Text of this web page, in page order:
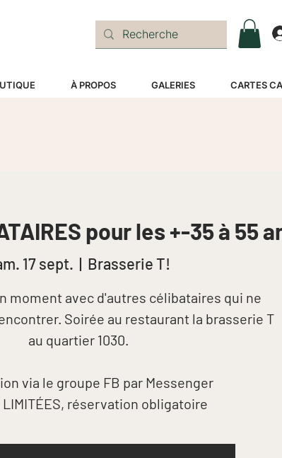
À PROPOS GALERIES CARTES
pour les +-35 à 55
17 sept.
  |
Brasserie T!
moment avec d'autres célibataires qui ne
Soirée au restaurant la brasserie T
au quartier 1030.
via le groupe FB par Messenger
LIMITÉES, réservation obligatoire